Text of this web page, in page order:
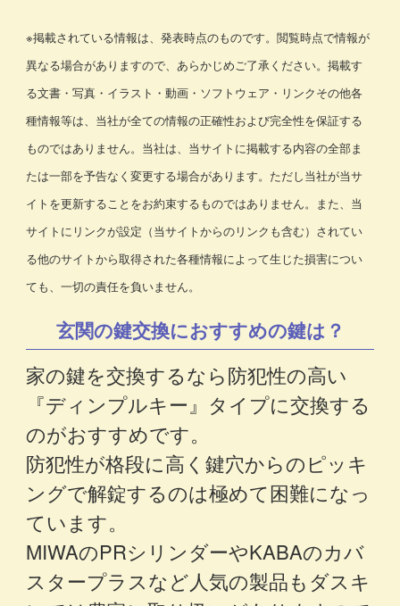
※掲載されている情報は、発表時点のものです。閲覧時点で情報が
異なる場合がありますので、あらかじめご了承ください。掲載す
る文書・写真・イラスト・動画・ソフトウェア・リンクその他各
種情報等は、当社が全ての情報の正確性および完全性を保証する
ものではありません。当社は、当サイトに掲載する内容の全部ま
たは一部を予告なく変更する場合があります。ただし当社が当サ
イトを更新することをお約束するものではありません。また、当
サイトにリンクが設定（当サイトからのリンクも含む）されてい
る他のサイトから取得された各種情報によって生じた損害につい
ても、一切の責任を負いません。
玄関の鍵交換におすすめの鍵は？
家の鍵を交換するなら防犯性の高い
『ディンプルキー』タイプに交換する
のがおすすめです。
防犯性が格段に高く鍵穴からのピッキ
ングで解錠するのは極めて困難になっ
ています。
MIWAのPRシリンダーやKABAのカバ
スタープラスなど人気の製品もダスキ